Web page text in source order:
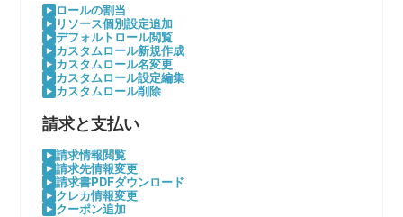
ロールの割当
リソース個別設定追加
デフォルトロール閲覧
カスタムロール新規作成
カスタムロール名変更
カスタムロール設定編集
カスタムロール削除
請求と支払い
請求情報閲覧
請求先情報変更
請求書PDFダウンロード
クレカ情報変更
クーポン追加